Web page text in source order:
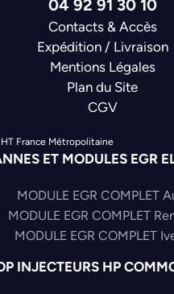
04 92 91 30 10
Contacts & Accès
Expédition / Livraison
Mentions Légales
Plan du Site
CGV
France Métropolitaine
ET MODULES EGR
MODULE EGR COMPLET
MODULE EGR COMPLET
MODULE EGR COMPLET
INJECTEURS HP